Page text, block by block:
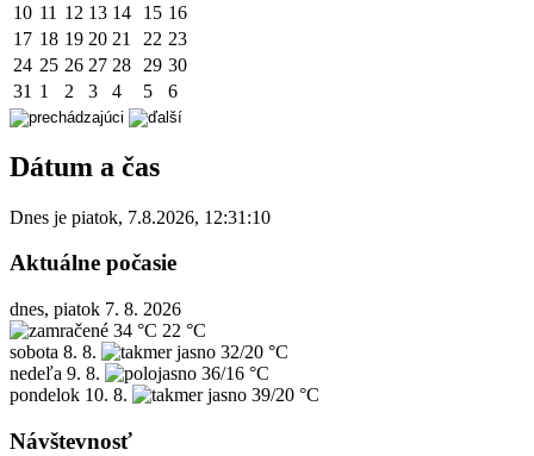
10 11 12 13 14 15 16
17 18 19 20 21 22 23
24 25 26 27 28 29 30
31 1 2 3 4 5 6
Dátum a čas
Dnes je piatok, 7.8.2026, 12:31:10
Aktuálne počasie
dnes, piatok 7. 8. 2026
34 °C 22 °C
sobota 8. 8.
32/20 °C
nedeľa 9. 8.
36/16 °C
pondelok 10. 8. 39/20 °C
Návštevnosť